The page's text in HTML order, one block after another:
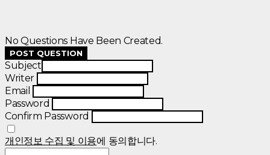
No Questions Have Been Created.
POST QUESTION
Subject
Writer
Email
Password
Confirm Password
개인정보 수집 및 이용에 동의합니다.